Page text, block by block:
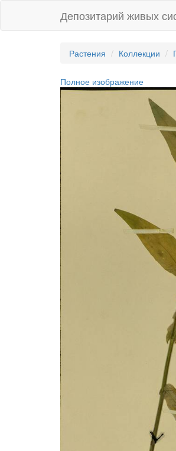
Депозитарий живых
Растения Коллекции
Полное изображение